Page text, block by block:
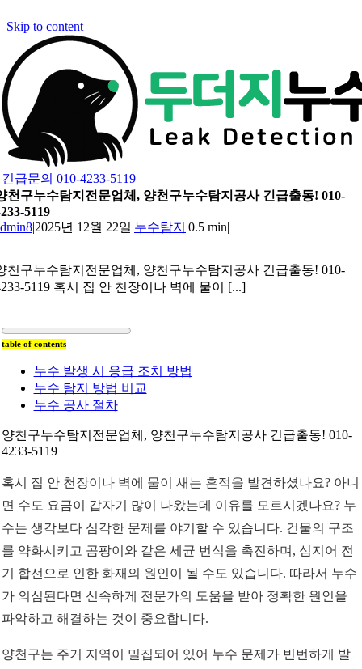
Skip to content
긴급문의 010-4233-5119
천구누수탐지전문업체, 양천구누수탐지공사 긴급출동! 010-
5119
|2025년 12월 22일|누수탐지 |0.5 min|
천구누수탐지전문업체, 양천구누수탐지공사 긴급출동! 010-
5119 혹시 집 안 천장이나 벽에 물이 [...]
table of contents
누수 발생 시 응급 조치 방법
누수 탐지 방법 비교
누수 공사 절차
양천구누수탐지전문업체, 양천구누수탐지공사 긴급출동! 010-
4233-5119
혹시 집 안 천장이나 벽에 물이 새는 흔적을 발견하셨나요? 아니
면 수도 요금이 갑자기 많이 나왔는데 이유를 모르시겠나요? 누
수는 생각보다 심각한 문제를 야기할 수 있습니다. 건물의 구조
를 약화시키고 곰팡이와 같은 세균 번식을 촉진하며, 심지어 전
기 합선으로 인한 화재의 원인이 될 수도 있습니다. 따라서 누수
가 의심된다면 신속하게 전문가의 도움을 받아 정확한 원인을
파악하고 해결하는 것이 중요합니다.
양천구는 주거 지역이 밀집되어 있어 누수 문제가 빈번하게 발